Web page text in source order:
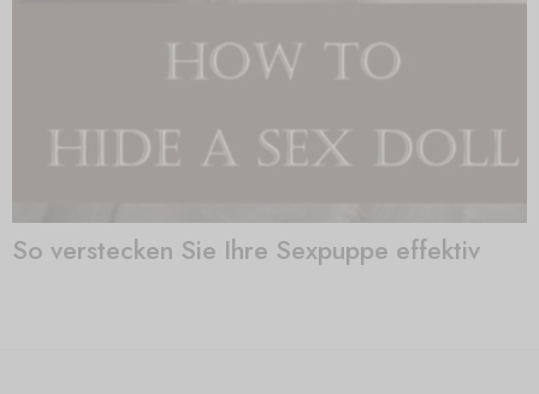
So verstecken Sie Ihre Sexpuppe effektiv